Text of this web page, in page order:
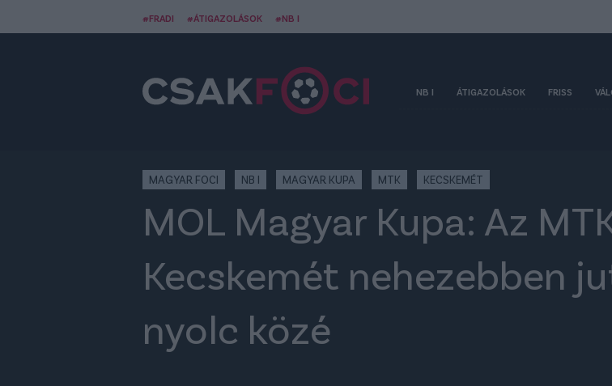
#FRADI #ÁTIGAZOLÁSOK #NB I
NB I ÁTIGAZOLÁSOK FRISS
MAGYAR FOCI NB I MAGYAR KUPA MTK KECSKEMÉT
MOL Magyar Kupa: Az
Kecskemét nehezebben
nyolc közé